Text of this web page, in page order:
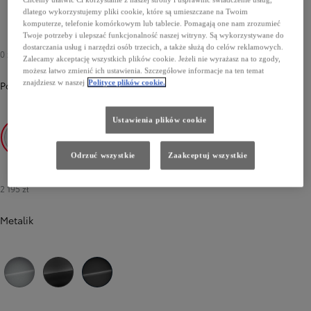
0 zł
Podstawowy-Icy White 0 zł
2 195 zł
Metalik
dlatego wykorzystujemy pliki cookie, które są umieszczane na Twoim
komputerze, telefonie komórkowym lub tablecie. Pomagają one nam zrozumieć
Twoje potrzeby i ulepszać funkcjonalność naszej witryny. Są wykorzystywane do
dostarczania usług i narzędzi osób trzecich, a także służą do celów reklamowych.
Zalecamy akceptację wszystkich plików cookie. Jeżeli nie wyrażasz na to zgody,
możesz łatwo zmienić ich ustawienia. Szczegółowe informacje na ten temat
znajdziesz w naszej Polityce plików cookie.
Ustawienia plików cookie
Odrzuć wszystkie Zaakceptuj wszystkie